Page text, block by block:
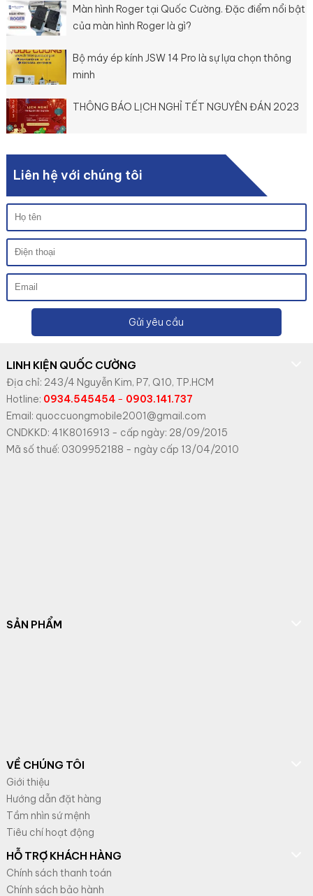
Màn hình Roger tại Quốc Cường. Đặc điểm nổi bật
của màn hình Roger là gì?
Bộ máy ép kính JSW 14 Pro là sự lựa chọn thông
minh
THÔNG BÁO LỊCH NGHỈ TẾT NGUYÊN ĐÁN 2023
Liên hệ với chúng tôi
Gửi yêu cầu
LINH KIỆN QUỐC CƯỜNG
Địa chỉ: 243/4 Nguyễn Kim, P7, Q10, TP.HCM
Hotline: 0934.545454- 0903.141.737
Email: quoccuongmobile2001@gmail.com
CNDKKD: 41K8016913 - cấp ngày: 28/09/2015
Mã số thuế: 0309952188 - ngày cấp 13/04/2010
SẢN PHẨM
VỀ CHÚNG TÔI
Giới thiệu
Hướng dẫn đặt hàng
Tầm nhìn sứ mệnh
Tiêu chí hoạt động
HỖ TRỢ KHÁCH HÀNG
Chính sách thanh toán
Chính sách bảo hành